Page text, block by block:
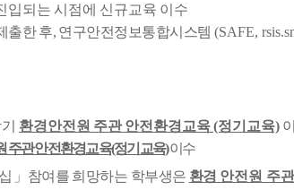
되는 시점에 신규교육 이수
출한 후, 연구안전정보통합시스템 (SAFE,
환경안전원 주관 안전환경교육(정기교육)
주관 안전환경교육(정기교육)이수
」참여를 희망하는 학부생은 환경 안전원 주